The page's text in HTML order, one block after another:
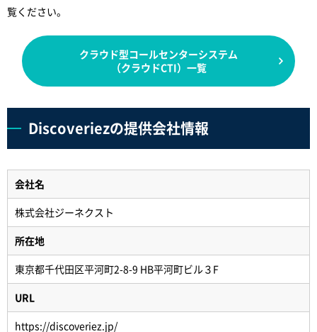
覧ください。
クラウド型コールセンターシステム
（クラウドCTI）一覧
Discoveriezの提供会社情報
会社名
株式会社ジーネクスト
所在地
東京都千代田区平河町2-8-9 HB平河町ビル３F
URL
https://discoveriez.jp/